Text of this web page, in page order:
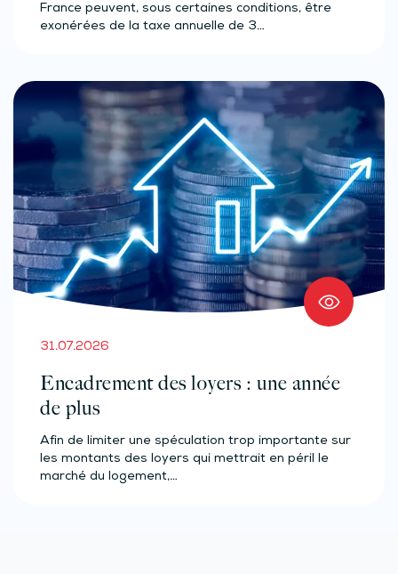
France peuvent, sous certaines conditions, être
exonérées de la taxe annuelle de 3…
31.07.2026
Encadrement des loyers : une année
de plus
Afin de limiter une spéculation trop importante sur
les montants des loyers qui mettrait en péril le
marché du logement,…